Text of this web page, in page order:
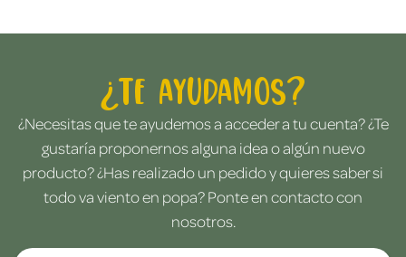
¿Te ayudamos?
¿Necesitas que te ayudemos a acceder a tu cuenta? ¿Te
gustaría proponernos alguna idea o algún nuevo
producto? ¿Has realizado un pedido y quieres saber si
todo va viento en popa? Ponte en contacto con
nosotros.